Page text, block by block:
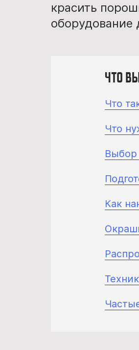
красить
оборудование
Что
Что
Что
Выбор
Как